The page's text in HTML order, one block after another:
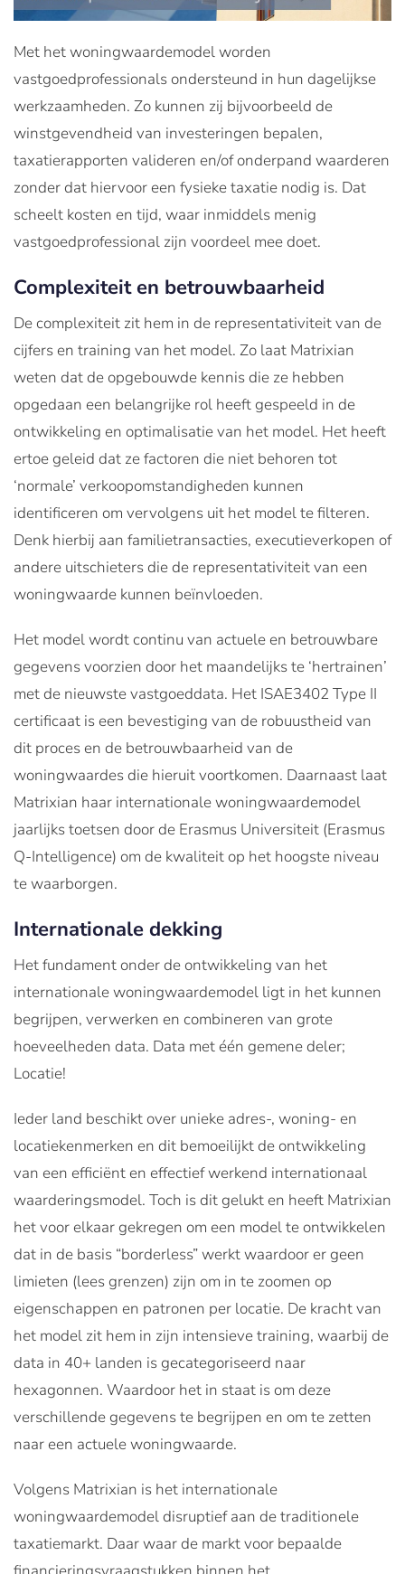
Met het woningwaardemodel worden
vastgoedprofessionals ondersteund in hun dagelijkse
werkzaamheden. Zo kunnen zij bijvoorbeeld de
winstgevendheid van investeringen bepalen,
taxatierapporten valideren en/of onderpand waarderen
zonder dat hiervoor een fysieke taxatie nodig is. Dat
scheelt kosten en tijd, waar inmiddels menig
vastgoedprofessional zijn voordeel mee doet.
Complexiteit en betrouwbaarheid
De complexiteit zit hem in de representativiteit van de
cijfers en training van het model. Zo laat Matrixian
weten dat de opgebouwde kennis die ze hebben
opgedaan een belangrijke rol heeft gespeeld in de
ontwikkeling en optimalisatie van het model. Het heeft
ertoe geleid dat ze factoren die niet behoren tot
‘normale’ verkoopomstandigheden kunnen
identificeren om vervolgens uit het model te filteren.
Denk hierbij aan familietransacties, executieverkopen of
andere uitschieters die de representativiteit van een
woningwaarde kunnen beïnvloeden.
Het model wordt continu van actuele en betrouwbare
gegevens voorzien door het maandelijks te ‘hertrainen’
met de nieuwste vastgoeddata. Het ISAE3402 Type II
certificaat is een bevestiging van de robuustheid van
dit proces en de betrouwbaarheid van de
woningwaardes die hieruit voortkomen. Daarnaast laat
Matrixian haar internationale woningwaardemodel
jaarlijks toetsen door de Erasmus Universiteit (Erasmus
Q-Intelligence) om de kwaliteit op het hoogste niveau
te waarborgen.
Internationale dekking
Het fundament onder de ontwikkeling van het
internationale woningwaardemodel ligt in het kunnen
begrijpen, verwerken en combineren van grote
hoeveelheden data. Data met één gemene deler;
Locatie!
Ieder land beschikt over unieke adres-, woning- en
locatiekenmerken en dit bemoeilijkt de ontwikkeling
van een efficiënt en effectief werkend internationaal
waarderingsmodel. Toch is dit gelukt en heeft Matrixian
het voor elkaar gekregen om een model te ontwikkelen
dat in de basis “borderless” werkt waardoor er geen
limieten (lees grenzen) zijn om in te zoomen op
eigenschappen en patronen per locatie. De kracht van
het model zit hem in zijn intensieve training, waarbij de
data in 40+ landen is gecategoriseerd naar
hexagonnen. Waardoor het in staat is om deze
verschillende gegevens te begrijpen en om te zetten
naar een actuele woningwaarde.
Volgens Matrixian is het internationale
woningwaardemodel disruptief aan de traditionele
taxatiemarkt. Daar waar de markt voor bepaalde